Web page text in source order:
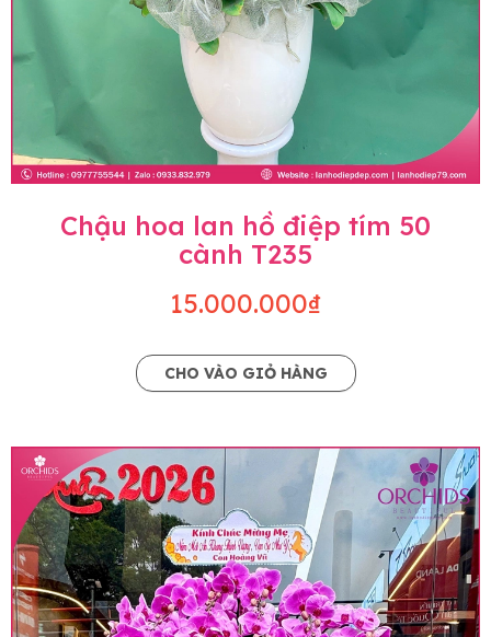
Chậu hoa lan hồ điệp tím 50
cành T235
15.000.000₫
CHO VÀO GIỎ HÀNG